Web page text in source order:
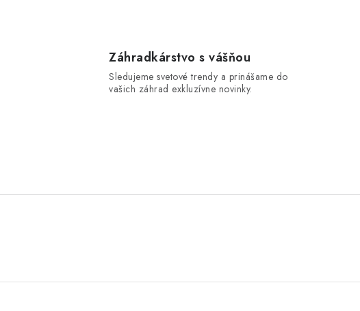
Záhradkárstvo s vášňou
Sledujeme svetové trendy a prinášame do
vašich záhrad exkluzívne novinky.